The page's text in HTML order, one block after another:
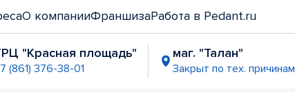
О компанииФраншизаРабота в Pedant.ru
"Красная площадь"
(861) 376-38-01
маг. "Талан"
Закрыт по тех. причинам